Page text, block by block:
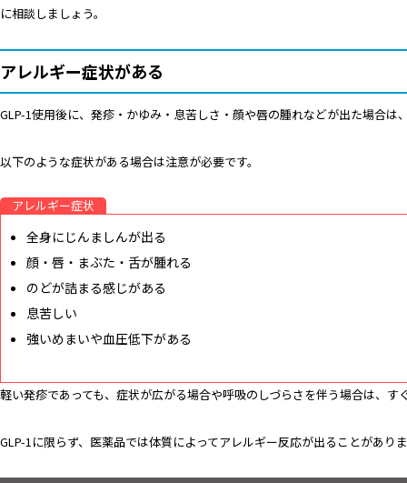
に相談しましょう。
アレルギー症状がある
GLP-1使用後に、発疹・かゆみ・息苦しさ・顔や唇の腫れなどが出た場合は
以下のような症状がある場合は注意が必要です。
アレルギー症状
全身にじんましんが出る
顔・唇・まぶた・舌が腫れる
のどが詰まる感じがある
息苦しい
強いめまいや血圧低下がある
軽い発疹であっても、症状が広がる場合や呼吸のしづらさを伴う場合は、す
GLP-1に限らず、医薬品では体質によってアレルギー反応が出ることがあり